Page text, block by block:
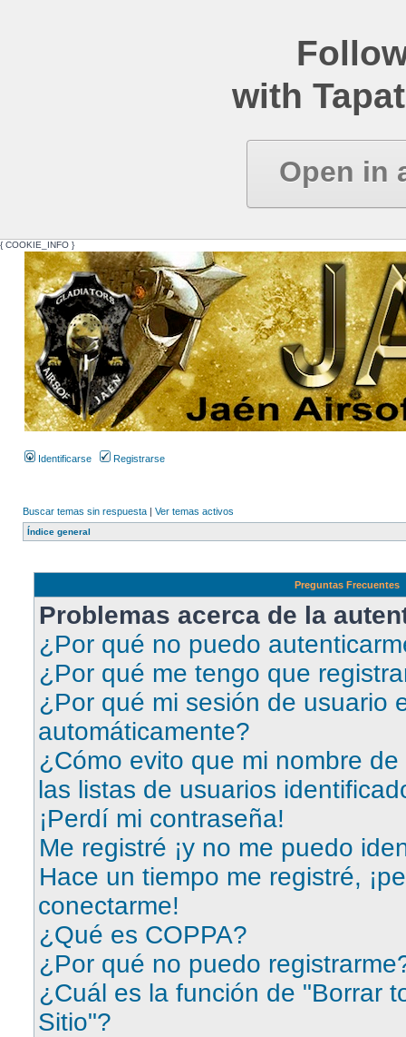
with
Open in
{ COOKIE_INFO }
Identificarse Registrarse
Buscar temas sin respuesta | Ver temas activos
Índice general
Preguntas Frecuentes
Problemas acerca de la
¿Por qué no puedo
¿Por qué me tengo que
¿Por qué mi sesión de usuario
automáticamente?
¿Cómo evito que mi nombre
las listas de usuarios
¡Perdí mi contraseña!
Me registré ¡y no me puedo
Hace un tiempo me registré,
conectarme!
¿Qué es COPPA?
¿Por qué no puedo
¿Cuál es la función de "Borrar
Sitio"?